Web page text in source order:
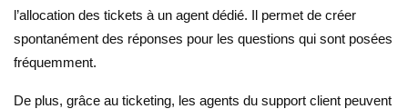
l’allocation des tickets à un agent dédié. Il permet de créer
spontanément des réponses pour les questions qui sont posées
fréquemment.
De plus, grâce au ticketing, les agents du support client peuvent